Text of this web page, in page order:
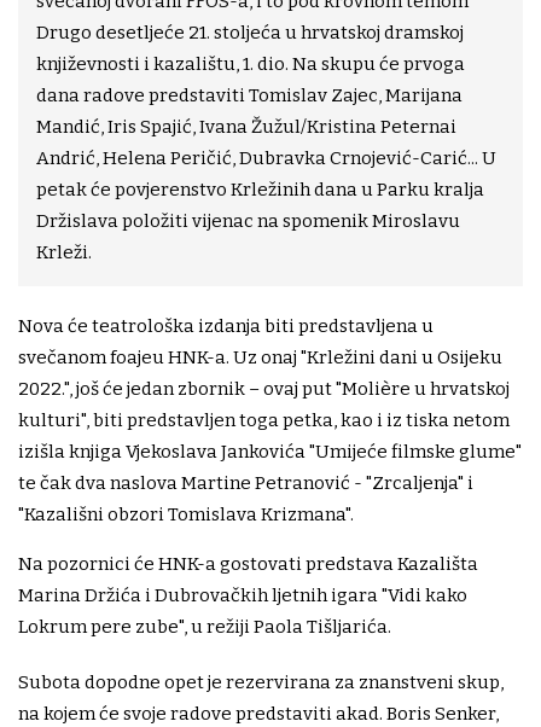
Drugo desetljeće 21. stoljeća u hrvatskoj dramskoj
književnosti i kazalištu, 1. dio. Na skupu će prvoga
dana radove predstaviti Tomislav Zajec, Marijana
Mandić, Iris Spajić, Ivana Žužul/Kristina Peternai
Andrić, Helena Peričić, Dubravka Crnojević-Carić... U
petak će povjerenstvo Krležinih dana u Parku kralja
Držislava položiti vijenac na spomenik Miroslavu
Krleži.
Nova će teatrološka izdanja biti predstavljena u
svečanom foajeu HNK-a. Uz onaj "Krležini dani u Osijeku
2022.", još će jedan zbornik – ovaj put "Molière u hrvatskoj
kulturi", biti predstavljen toga petka, kao i iz tiska netom
izišla knjiga Vjekoslava Jankovića "Umijeće filmske glume"
te čak dva naslova Martine Petranović - "Zrcaljenja" i
"Kazališni obzori Tomislava Krizmana".
Na pozornici će HNK-a gostovati predstava Kazališta
Marina Držića i Dubrovačkih ljetnih igara "Vidi kako
Lokrum pere zube", u režiji Paola Tišljarića.
Subota dopodne opet je rezervirana za znanstveni skup,
na kojem će svoje radove predstaviti akad. Boris Senker,